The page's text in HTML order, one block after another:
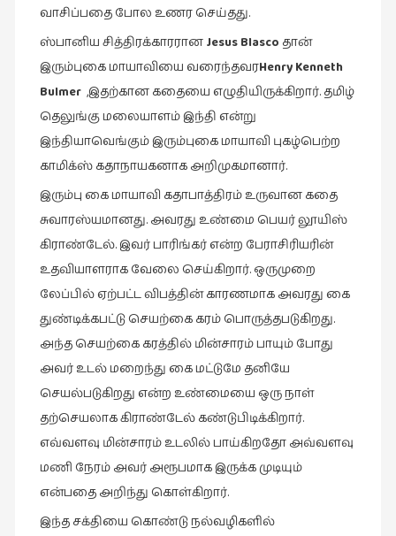
வாசிப்பதை போல உணர செய்தது.
ஸ்பானிய சித்திரக்காரரானJesus Blasco தான்
இரும்புகை மாயாவியை வரைந்தவரHenry Kenneth
Bulmer ,இதற்கான கதையை எழுதியிருக்கிறார். தமிழ்
தெலுங்கு மலையாளம் இந்தி என்று
இந்தியாவெங்கும் இரும்புகை மாயாவி புகழ்பெற்ற
காமிக்ஸ் கதாநாயகனாக அறிமுகமானார்.
இரும்பு கை மாயாவி கதாபாத்திரம் உருவான கதை
சுவாரஸ்யமானது. அவரது உண்மை பெயர் லூயிஸ்
கிராண்டேல். இவர் பாரிங்கர் என்ற பேராசிரியரின்
உதவியாளராக வேலை செய்கிறார். ஒருமுறை
லேப்பில் ஏற்பட்ட விபத்தின் காரணமாக அவரது கை
துண்டிக்கபட்டு செயற்கை கரம் பொருத்தபடுகிறது.
அந்த செயற்கை கரத்தில் மின்சாரம் பாயும் போது
அவர் உடல் மறைந்து கை மட்டுமே தனியே
செயல்படுகிறது என்ற உண்மையை ஒரு நாள்
தற்செயலாக கிராண்டேல் கண்டுபிடிக்கிறார்.
எவ்வளவு மின்சாரம் உடலில் பாய்கிறதோ அவ்வளவு
மணி நேரம் அவர் அரூபமாக இருக்க முடியும்
என்பதை அறிந்து கொள்கிறார்.
இந்த சக்தியை கொண்டு நல்வழிகளில்